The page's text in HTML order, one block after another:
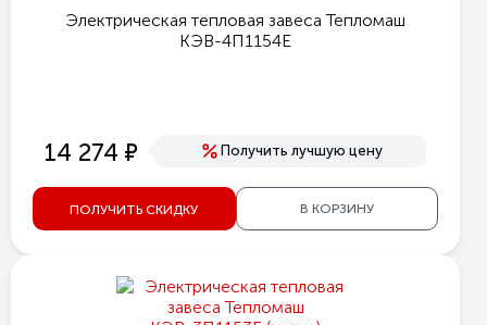
Электрическая тепловая завеса Тепломаш
КЭВ-4П1154Е
14 274 е Получить лучшую цену
ПОЛУЧИТЬ СКИДКУ В КОРЗИНУ